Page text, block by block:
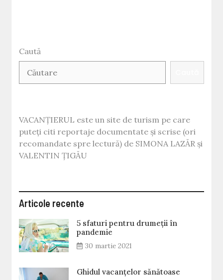
mondial!
Caută
VACANȚIERUL este un site de turism pe care
puteți citi reportaje documentate și scrise (ori
recomandate spre lectură) de SIMONA LAZĂR și
VALENTIN ȚIGĂU
Articole recente
5 sfaturi pentru drumeții în
pandemie
30 martie 2021
Ghidul vacanțelor sănătoase